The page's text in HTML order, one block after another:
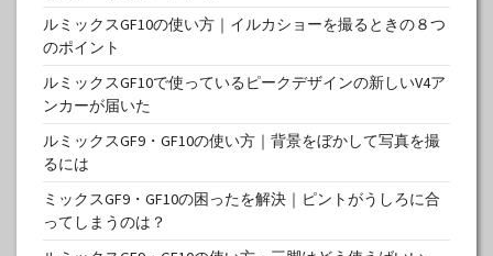
ルミックスGF10の使い方｜イルカショーを撮るときの８つ
のポイント
ルミックスGF10で使っているピークデザインの新しいV4ア
ンカーが届いた
ルミックスGF9・GF10の使い方｜背景をぼかして写真を撮
るには
ミックスGF9・GF10の困ったを解決｜ピントがうしろに合
ってしまうのは？